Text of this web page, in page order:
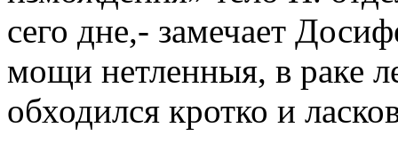
сего дне,- замечает
мощи нетленныя, в раке
обходился кротко и